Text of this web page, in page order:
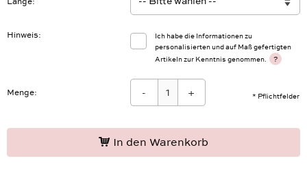
Länge
Hinweis
Ich habe die Informationen zu
personalisierten und auf Maß gefertigten
Artikeln zur Kenntnis genommen.
?
* Pflichtfelder
Menge: - +
In den Warenkorb